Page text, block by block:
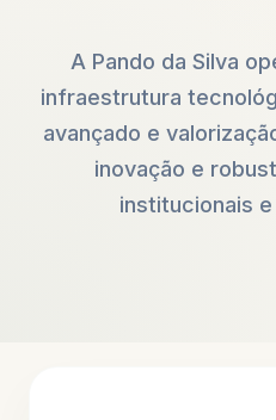
A Pando da Silva
infraestrutura
avançado e
inovação e
institucionais